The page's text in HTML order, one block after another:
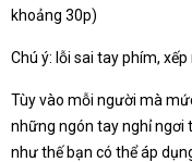
khoảng 30p)
Chú ý: lỗi sai tay phím,
Tùy vào mỗi người mà
những ngón tay nghỉ ngơi
như thế bạn có thể áp